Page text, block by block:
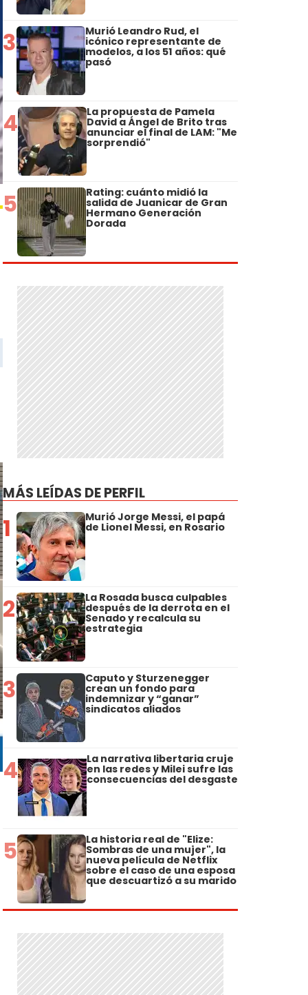
3 Murió Leandro Rud, el
icónico representante de
modelos, a los 51 años: qué
pasó
4 La propuesta de Pamela
David a Ángel de Brito tras
anunciar el final de LAM: "Me
sorprendió"
5 Rating: cuánto midió la
salida de Juanicar de Gran
Hermano Generación
Dorada
MÁS LEÍDAS DE PERFIL
1 Murió Jorge Messi, el papá
de Lionel Messi, en Rosario
2 La Rosada busca culpables
después de la derrota en el
Senado y recalcula su
estrategia
3 Caputo y Sturzenegger
crean un fondo para
indemnizar y “ganar”
sindicatos aliados
4 La narrativa libertaria cruje
en las redes y Milei sufre las
consecuencias del desgaste
5 La historia real de "Elize:
Sombras de una mujer", la
nueva película de Netflix
sobre el caso de una esposa
que descuartizó a su marido